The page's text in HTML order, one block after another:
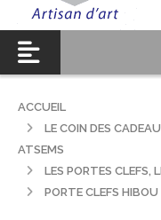
ACCUEIL
LE COIN DES
ATSEMS
LES PORTES CLEFS,
PORTE CLEFS